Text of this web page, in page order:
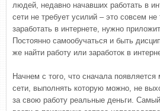
людей, недавно начавших работать в
сети не требует усилий – это совсем
заработать в интернете, нужно
Постоянно самообучаться и быть
же найти работу или заработок в
Начнем с того, что сначала
сети, выполнять которую можно, не
за свою работу реальные деньги.